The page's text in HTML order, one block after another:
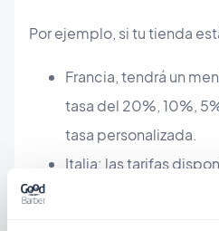
Por ejemplo, si tu tienda
Francia, tendrá un
tasa del 20%, 10%,
tasa personalizada.
Italia: las tarifas
5%, 4% o una